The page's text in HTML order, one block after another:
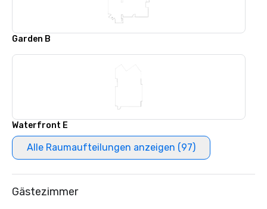
Garden B
Waterfront E
Alle Raumaufteilungen anzeigen (97)
Gästezimmer